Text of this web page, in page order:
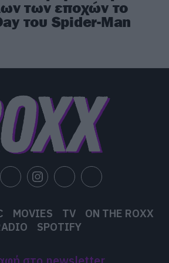
των εποχών το
του Spider-Man
MOVIES TV
ON THE ROXX
SPOTIFY